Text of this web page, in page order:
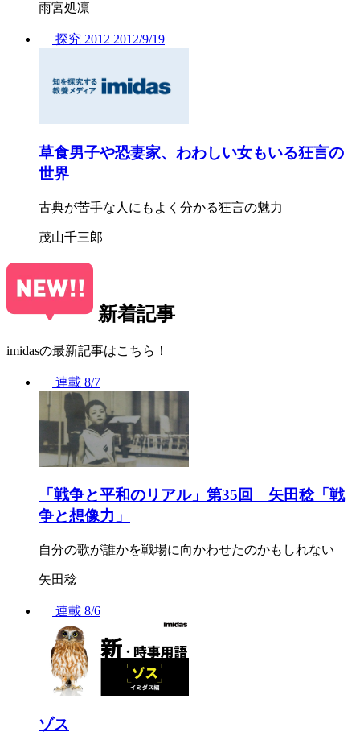
雨宮処凛
探究 2012 2012/9/19
草食男子や恐妻家、わわしい女もいる狂言の
世界
古典が苦手な人にもよく分かる狂言の魅力
茂山千三郎
新着記事
imidasの最新記事はこちら！
連載 8/7
「戦争と平和のリアル」第35回 矢田稔「戦
争と想像力」
自分の歌が誰かを戦場に向かわせたのかもしれない
矢田稔
連載 8/6
ゾス